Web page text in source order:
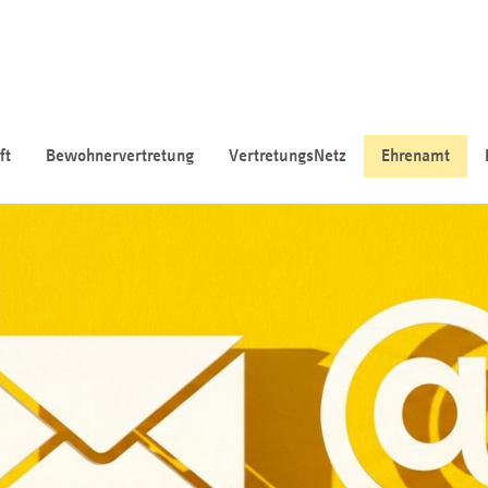
Bewohnervertretung VertretungsNetz Ehrenamt